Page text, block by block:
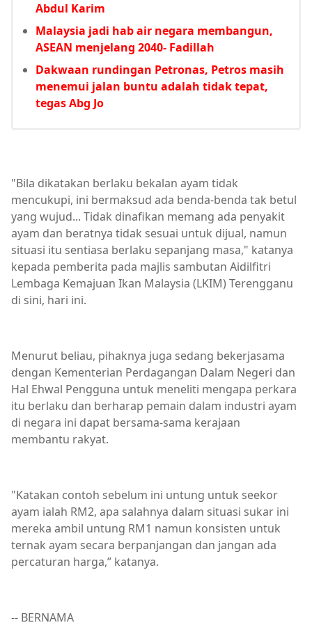
Abdul Karim
Malaysia jadi hab air negara membangun,
ASEAN menjelang 2040- Fadillah
Dakwaan rundingan Petronas, Petros masih
menemui jalan buntu adalah tidak tepat,
tegas Abg Jo
"Bila dikatakan berlaku bekalan ayam tidak
mencukupi, ini bermaksud ada benda-benda tak betul
yang wujud... Tidak dinafikan memang ada penyakit
ayam dan beratnya tidak sesuai untuk dijual, namun
situasi itu sentiasa berlaku sepanjang masa," katanya
kepada pemberita pada majlis sambutan Aidilfitri
Lembaga Kemajuan Ikan Malaysia (LKIM) Terengganu
di sini, hari ini.
Menurut beliau, pihaknya juga sedang bekerjasama
dengan Kementerian Perdagangan Dalam Negeri dan
Hal Ehwal Pengguna untuk meneliti mengapa perkara
itu berlaku dan berharap pemain dalam industri ayam
di negara ini dapat bersama-sama kerajaan
membantu rakyat.
"Katakan contoh sebelum ini untung untuk seekor
ayam ialah RM2, apa salahnya dalam situasi sukar ini
mereka ambil untung RM1 namun konsisten untuk
ternak ayam secara berpanjangan dan jangan ada
percaturan harga,” katanya.
-- BERNAMA